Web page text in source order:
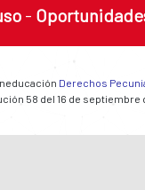
-
Derechos
58 del 16 de septiembre